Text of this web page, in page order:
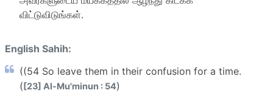
விட்டுவிடுங்கள்.
English Sahih:
((54 So leave them in their confusion for a time.
([23] Al-Mu'minun : 54)